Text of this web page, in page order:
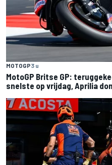
MOTOGP3 u
MotoGP Britse GP:
snelste op vrijdag, Aprilia